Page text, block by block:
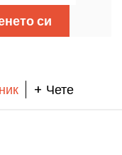
си
+ Чете